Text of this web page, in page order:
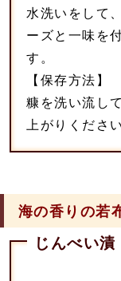
水洗いをして
ーズと一味を
す。
【保存方法】
糠を洗い流し
上がりください
海の香りの若
じんべい漬